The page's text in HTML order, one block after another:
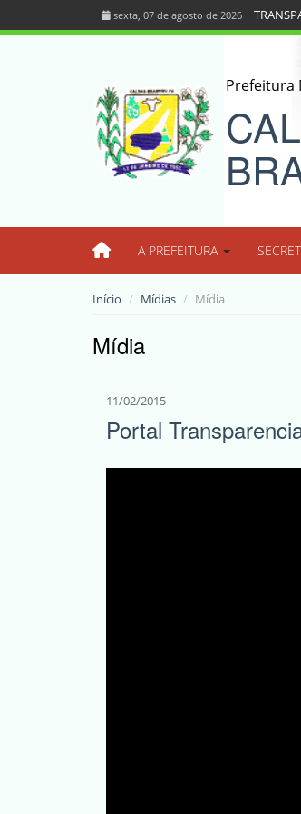
sexta, 07 de agosto de 2026 |
Prefeitura
A PREFEITURA
Início Mídias Mídia
Mídia
11/02/2015
Portal